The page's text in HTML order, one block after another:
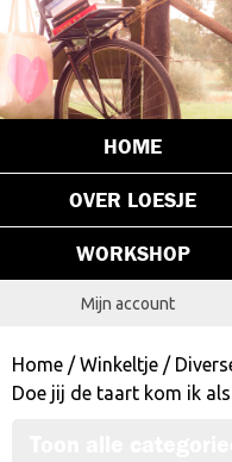
HOME
OVER LOESJE
WORKSHOP
Mijn account
Home /Winkeltje /
Doe jij de taart kom ik